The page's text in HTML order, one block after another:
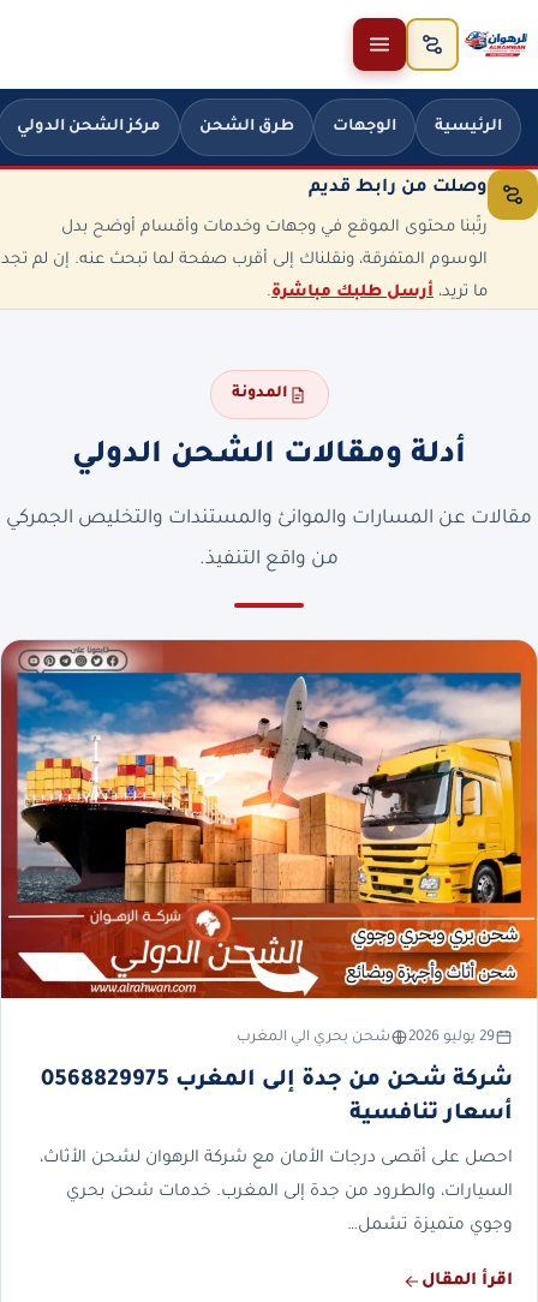
تخطَّ إلى المحتوى
الرئيسية الوجهات طرق الشحن مركز الشحن الدولي
وصلت من رابط قديم
رتّبنا محتوى الموقع في وجهات وخدمات وأقسام أوضح بدل
الوسوم المتفرقة، ونقلناك إلى أقرب صفحة لما تبحث عنه. إن لم تجد
ما تريد، أرسل طلبك مباشرة.
المدونة
أدلة ومقالات الشحن الدولي
مقالات عن المسارات والموانئ والمستندات والتخليص الجمركي
من واقع التنفيذ.
29 يوليو 2026 شحن بحري الي المغرب
شركة شحن من جدة إلى المغرب 0568829975
أسعار تنافسية
احصل على أقصى درجات الأمان مع شركة الرهوان لشحن الأثاث،
السيارات، والطرود من جدة إلى المغرب. خدمات شحن بحري
وجوي متميزة تشمل…
اقرأ المقال